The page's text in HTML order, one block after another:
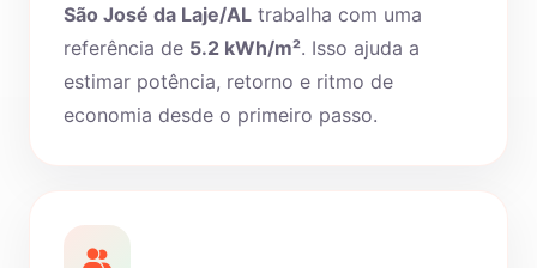
São José da Laje/AL trabalha com uma
referência de 5.2 kWh/m². Isso ajuda a
estimar potência, retorno e ritmo de
economia desde o primeiro passo.